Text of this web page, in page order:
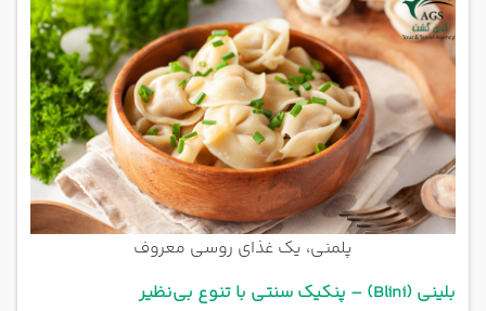
پلمنی، یک غذای روسی معروف
بلینی (Blini) – پنکیک سنتی با تنوع بی‌نظیر